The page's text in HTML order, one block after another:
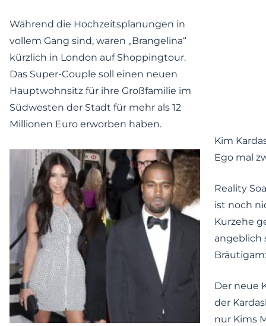
Während die Hochzeitsplanungen in
vollem Gang sind, waren „Brangelina“
kürzlich in London auf Shoppingtour.
Das Super-Couple soll einen neuen
Hauptwohnsitz für ihre Großfamilie im
Südwesten der Stadt für mehr als 12
Millionen Euro erworben haben.
Kim
Ego mal
Reality
ist noch
Kurzehe
angeblich
Der neue
der
nur Kims